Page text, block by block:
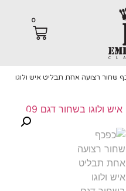
אחת תבליט איש ולוגו